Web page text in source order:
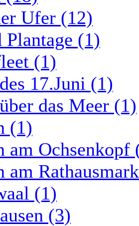
Ufer (12)
Plantage (1)
(1)
17.Juni (1)
das Meer (1)
(1)
am Ochsenkopf
am
(1)
(3)